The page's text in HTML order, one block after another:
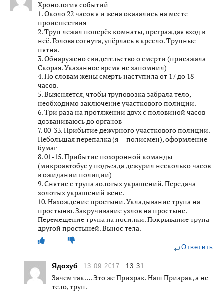
Хронология событий
1. Около 22 часов я и жена оказались на месте
происшествия
2. Труп лежал поперёк комнаты, преграждая вход в
неё. Голова согнута, упёрлась в кресло. Трупные
пятна.
3. Обнаружено свидетельство о смерти (приезжала
Скорая. Указанное время не запомнил)
4. По словам жены смерть наступила от 17 до 18
часов.
5. Выясняется, чтобы труповозка забрала тело,
необходимо заключение участкового полиции.
6. Три раза на протяжении двух с половиной часов
дозваниваюсь до органов
7. 00-33. Прибытие дежурного участкового полиции.
Небольшая перепалка (я — полисмен), оформление
бумаг
8. 01-15. Прибытие похоронной команды
(микроавтобус у подъезда дежурил несколько часов
в ожидании полиции)
9. Снятие с трупа золотых украшений. Передача
золотых украшений жене.
10. Нахождение простыни. Укладывание трупа на
простыню. Закручивание узлов на простыне.
Перемещение трупа на носилки. Покрывание трупа
другой простынёй. Вынос тела.
Ответить
Ядозуб 13.09.2017 13:31
Зачем так…. Это же Призрак. Наш Призрак, а не
тело, труп.